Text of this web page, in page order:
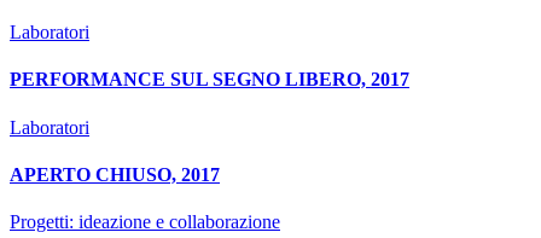
Laboratori
PERFORMANCE SUL SEGNO LIBERO, 2017
Laboratori
APERTO CHIUSO, 2017
Progetti: ideazione e collaborazione